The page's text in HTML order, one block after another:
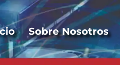
Sobre Nosotros